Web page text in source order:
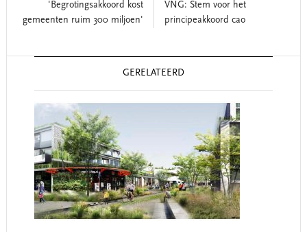
'Begrotingsakkoord kost
gemeenten ruim 300 miljoen'
VNG: Stem voor het
principeakkoord cao
GERELATEERD